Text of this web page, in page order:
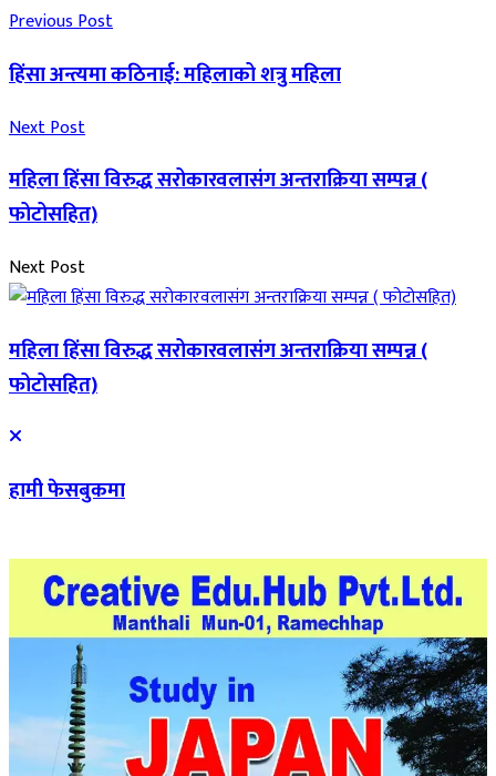
Previous Post
हिंसा अन्त्यमा कठिनाई: महिलाको शत्रु महिला
Next Post
महिला हिंसा विरुद्ध सरोकारवलासंग अन्तराक्रिया सम्पन्न (
फोटोसहित)
Next Post
महिला हिंसा विरुद्ध सरोकारवलासंग अन्तराक्रिया सम्पन्न (
फोटोसहित)
हामी फेसबुकमा